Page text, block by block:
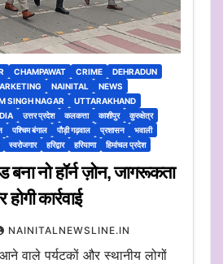
CHAMPAWAT CRIME
DEHRADUN
NAINITAL
NEWS
SINGH NAGAR
UTTARAKHAND
उत्तर प्रदेश कलकत्ता काशीपुर
कुरुक्षेत्र
पश्चिम बंगाल पौड़ी गढ़वाल प्रशासन
भवाली
स्वरोजगार हरिद्वार हरियाणा हिमांचल प्रदेश
बना नो हॉर्न ज़ोन, जागरूकता
कार्रवाई
NAINITALNEWSLINE.IN
वाले पर्यटकों और स्थानीय लोगों